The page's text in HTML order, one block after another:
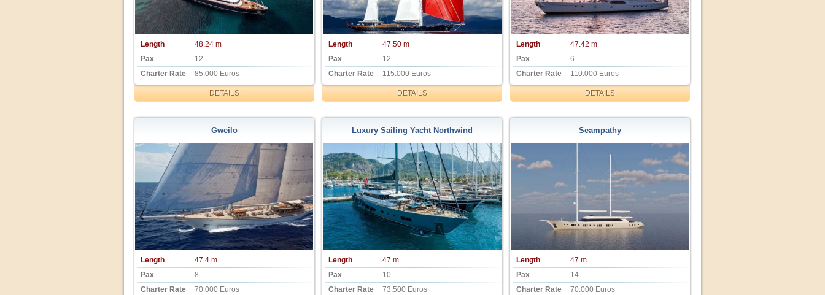
Length
48.24 m
Pax
12
Charter Rate
85.000 Euros
DETAILS
Length
47.50 m
Pax
12
Charter Rate
115.000 Euros
DETAILS
Length
47.42 m
Pax
6
Charter Rate
110.000 Euros
DETAILS
Gweilo
Length
47.4 m
Pax
8
Charter Rate
70.000 Euros
Luxury Sailing Yacht Northwind
Length
47 m
Pax
10
Charter Rate
73.500 Euros
Seampathy
Length
47 m
Pax
14
Charter Rate
70.000 Euros